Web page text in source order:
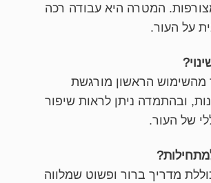
המטרה היא עבודה רכה
על העור.
מהשימוש הראשון מורגשת
ובהתמדה ניתן לראות שיפור
של העור.
מדריך ברור ופשוט שמלווה